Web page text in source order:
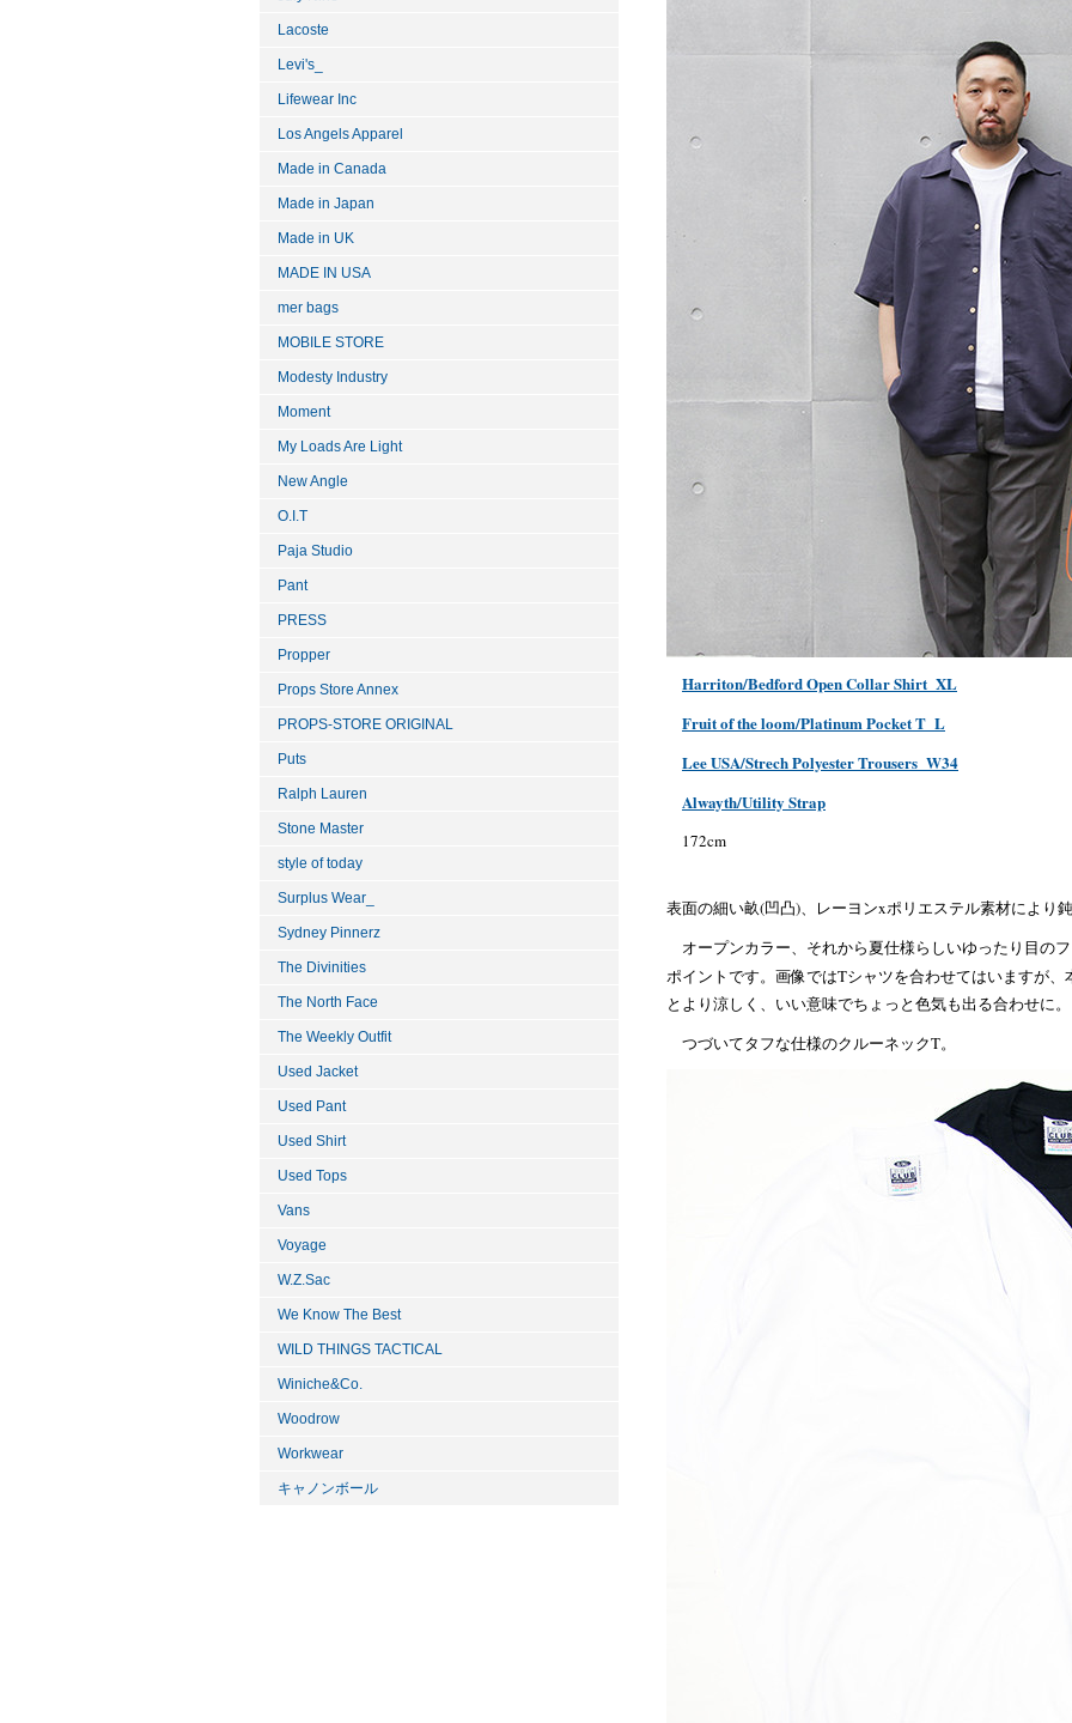
Lacoste
Levi's_
Lifewear Inc
Los Angels Apparel
Made in Canada
Made in Japan
Made in UK
MADE IN USA
mer bags
MOBILE STORE
Modesty Industry
Moment
My Loads Are Light
New Angle
O.I.T
Paja Studio
Pant
PRESS
Propper
Props Store Annex
PROPS-STORE ORIGINAL
Puts
Ralph Lauren
Stone Master
style of today
Surplus Wear_
Sydney Pinnerz
The Divinities
The North Face
The Weekly Outfit
Used Jacket
Used Pant
Used Shirt
Used Tops
Vans
Voyage
W.Z.Sac
We Know The Best
WILD THINGS TACTICAL
Winiche&Co.
Woodrow
Workwear
キャノンボール
Harriton/Bedford Open Collar Shirt_XL
Fruit of the loom/Platinum Pocket T_L
Lee USA/Strech Polyester Trousers_W34
Alwayth/Utility Strap
172cm
表面の細い畝(凹凸)、レーヨンxポリエステル素材により
オープンカラー、それから夏仕様らしいゆったり目の
ポイントです。画像ではTシャツを合わせてはいますが、
とより涼しく、いい意味でちょっと色気も出る合わせに。
つづいてタフな仕様のクルーネックT。